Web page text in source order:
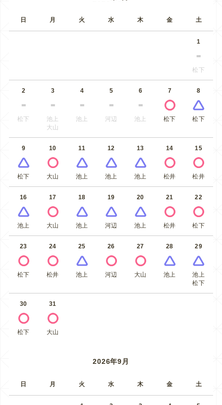
日 月 火 水 木 金 土
1
松下
2
松下
3
池上
大山
4
池上
5
河辺
6
池上
7
松下
8
松下
9
松下
10
大山
11
池上
12
池上
13
池上
14
松井
15
松井
16
池上
17
大山
18
池上
19
河辺
20
池上
21
松井
22
松下
23
松下
24
松井
25
池上
26
河辺
27
大山
28
池上
29
池上
松下
30
松下
31
大山
2026年9月
日 月 火 水 木 金 土